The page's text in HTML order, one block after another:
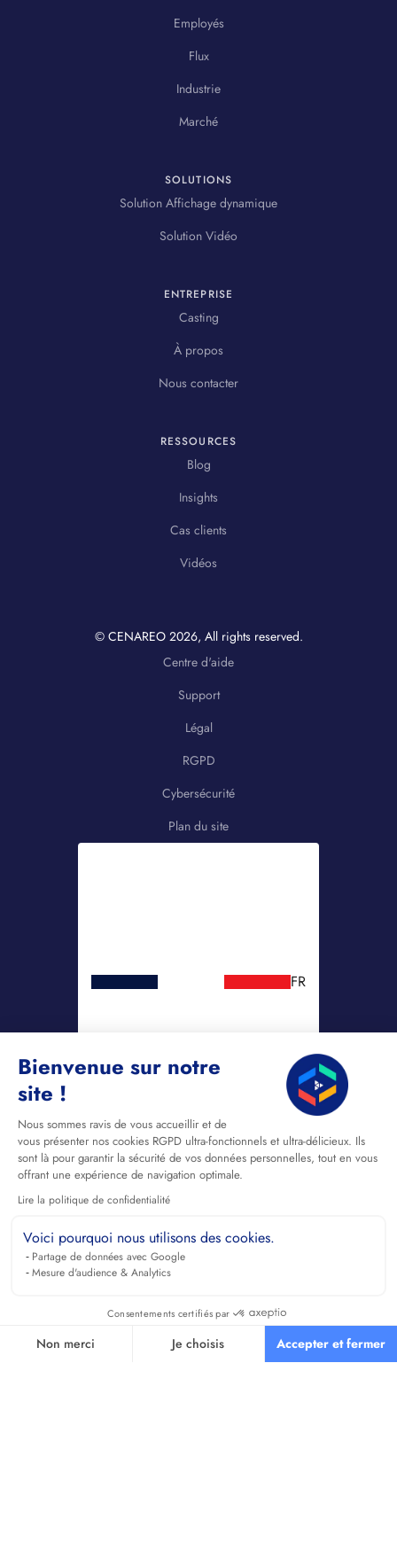
Bienvenue sur notre
site !
Nous sommes ravis de vous accueillir et de
vous présenter nos cookies RGPD ultra-fonctionnels et ultra-délicieux. Ils
sont là pour garantir la sécurité de vos données personnelles, tout en vous
offrant une expérience de navigation optimale.
Lire la politique de confidentialité
Voici pourquoi nous utilisons des cookies.
Partage de données avec Google
Mesure d'audience & Analytics
Consentements certifiés par
Non merci Je choisis Accepter et fermer
Employés
Flux
Industrie
Marché
SOLUTIONS
Solution Affichage dynamique
Solution Vidéo
ENTREPRISE
Casting
À propos
Nous contacter
RESSOURCES
Blog
Insights
Cas clients
Vidéos
© CENAREO 2026, All rights reserved.
Centre d'aide
Support
Légal
RGPD
Cybersécurité
Plan du site
FR